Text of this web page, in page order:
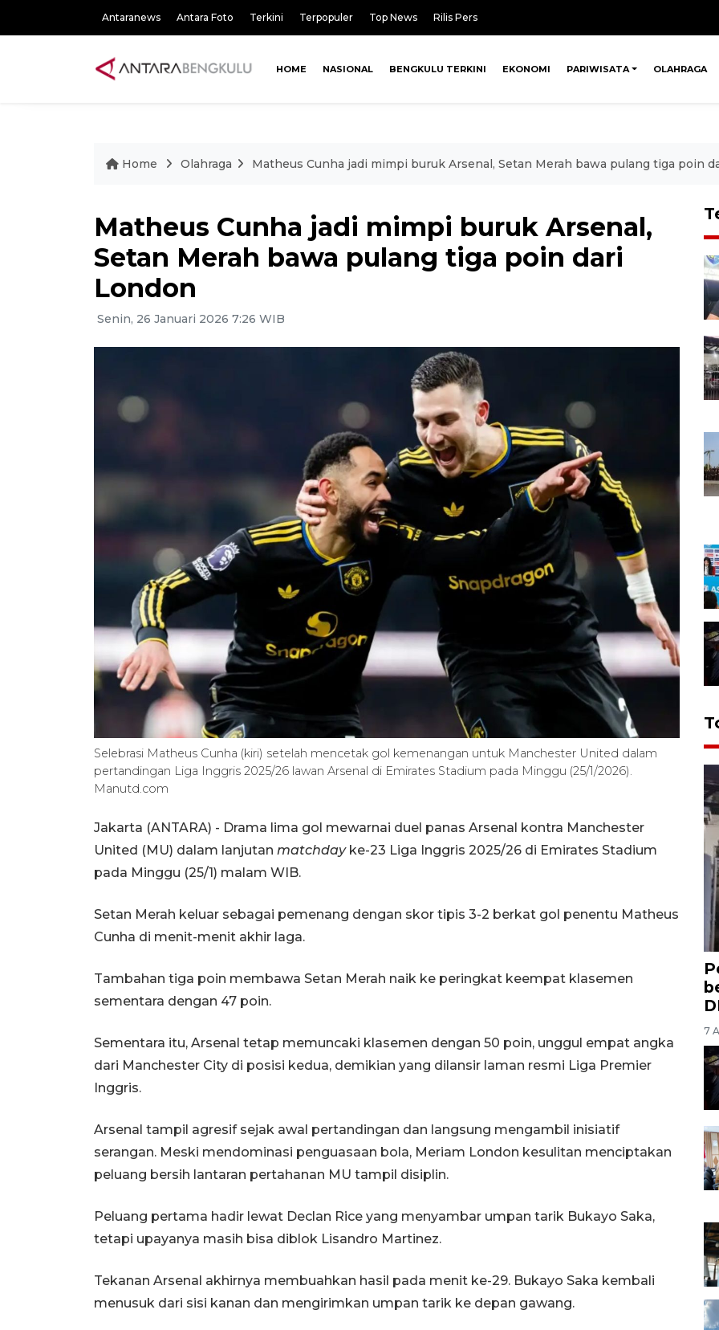
Antaranews Antara Foto Terkini Terpopuler Top News Rilis Pers
HOME NASIONAL BENGKULU TERKINI EKONOMI PARIWISATA OLAHRAGA
Home Olahraga Matheus Cunha jadi mimpi buruk Arsenal, Setan Merah bawa pulang tiga poin
Matheus Cunha jadi mimpi buruk Arsenal,
Setan Merah bawa pulang tiga poin dari
London
Senin, 26 Januari 2026 7:26 WIB
Selebrasi Matheus Cunha (kiri) setelah mencetak gol kemenangan untuk Manchester United dalam
pertandingan Liga Inggris 2025/26 lawan Arsenal di Emirates Stadium pada Minggu (25/1/2026).
Manutd.com
Jakarta (ANTARA) - Drama lima gol mewarnai duel panas Arsenal kontra Manchester
United (MU) dalam lanjutan matchdayke-23 Liga Inggris 2025/26 di Emirates Stadium
pada Minggu (25/1) malam WIB.
Setan Merah keluar sebagai pemenang dengan skor tipis 3-2 berkat gol penentu Matheus
Cunha di menit-menit akhir laga.
Tambahan tiga poin membawa Setan Merah naik ke peringkat keempat klasemen
sementara dengan 47 poin.
Sementara itu, Arsenal tetap memuncaki klasemen dengan 50 poin, unggul empat angka
dari Manchester City di posisi kedua, demikian yang dilansir laman resmi Liga Premier
Inggris.
Arsenal tampil agresif sejak awal pertandingan dan langsung mengambil inisiatif
serangan. Meski mendominasi penguasaan bola, Meriam London kesulitan menciptakan
peluang bersih lantaran pertahanan MU tampil disiplin.
Peluang pertama hadir lewat Declan Rice yang menyambar umpan tarik Bukayo Saka,
tetapi upayanya masih bisa diblok Lisandro Martinez.
Tekanan Arsenal akhirnya membuahkan hasil pada menit ke-29. Bukayo Saka kembali
menusuk dari sisi kanan dan mengirimkan umpan tarik ke depan gawang.
7